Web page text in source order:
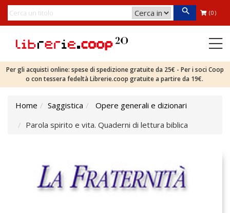
(0)
Per gli acquisti online: spese di spedizione gratuite da 25€ - Per i soci Coop
o con tessera fedeltà Librerie.coop gratuite a partire da 19€.
Home Saggistica
Opere generali e dizionari
Parola spirito e vita. Quaderni di lettura biblica